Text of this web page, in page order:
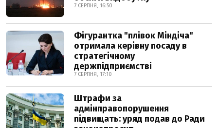
7 СЕРПНЯ, 16:50
Фігурантка "плівок Міндіча"
отримала керівну посаду в
стратегічному
держпідприємстві
7 СЕРПНЯ, 17:10
Штрафи за
адмінправопорушення
підвищать: уряд подав до Ради